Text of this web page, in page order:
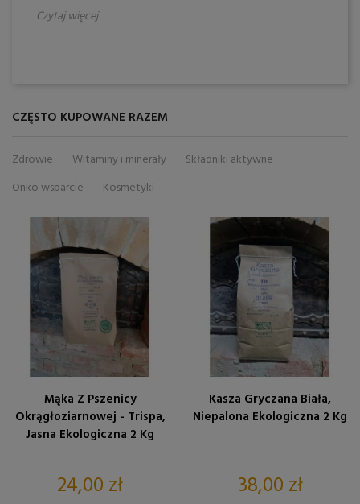
Czytaj więcej
CZĘSTO KUPOWANE RAZEM
Zdrowie Witaminy i minerały
Składniki aktywne
Onko wsparcie
Kosmetyki
Mąka Z Pszenicy
Okrągłoziarnowej - Trispa,
Jasna Ekologiczna 2 Kg
Cena
24,00 zł
Kasza Gryczana Biała,
Niepalona Ekologiczna 2 Kg
Cena
38,00 zł